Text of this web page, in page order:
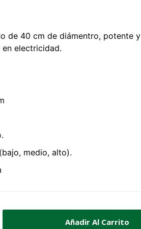
de 40 cm de diámentro, potente
electricidad.
medio, alto).
Añadir Al Carrito